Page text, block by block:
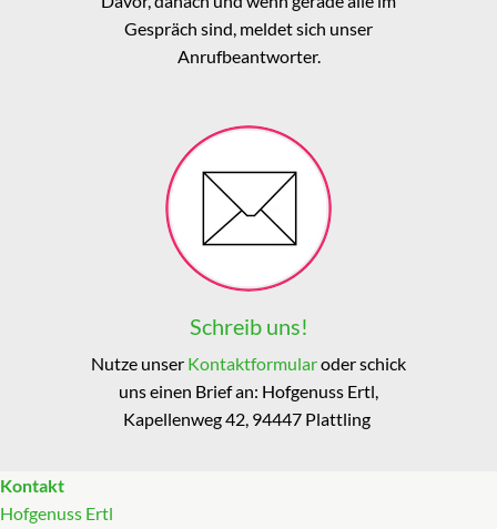
Gespräch sind, meldet sich unser
Anrufbeantworter.
Schreib uns!
Nutze unser Kontaktformularoder schick
uns einen Brief an: Hofgenuss Ertl,
Kapellenweg 42, 94447 Plattling
Kontakt
Hofgenuss Ertl